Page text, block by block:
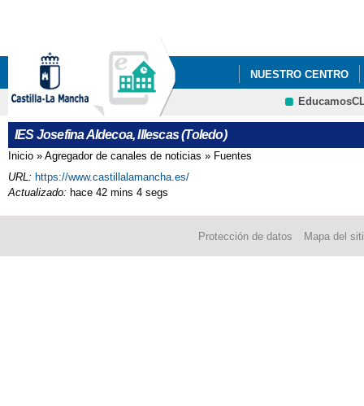
NUESTRO CENTRO
IES Josefina Aldecoa, Illescas (Toledo)
Se encuentra usted aquí
Inicio » Agregador de canales de noticias » Fuentes
URL: https://www.castillalamancha.es/
Actualizado: hace 42 mins 4 segs
Protección de datos Mapa del